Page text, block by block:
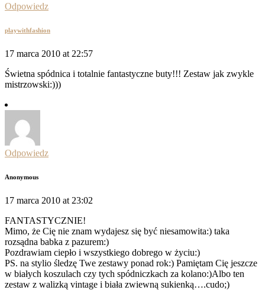
Odpowiedz
playwithfashion
17 marca 2010 at 22:57
Świetna spódnica i totalnie fantastyczne buty!!! Zestaw jak zwykle
mistrzowski:)))
Odpowiedz
Anonymous
17 marca 2010 at 23:02
FANTASTYCZNIE!
Mimo, że Cię nie znam wydajesz się być niesamowita:) taka
rozsądna babka z pazurem:)
Pozdrawiam ciepło i wszystkiego dobrego w życiu:)
PS. na stylio śledzę Twe zestawy ponad rok:) Pamiętam Cię jeszcze
w białych koszulach czy tych spódniczkach za kolano:)Albo ten
zestaw z walizką vintage i biała zwiewną sukienką….cudo;)